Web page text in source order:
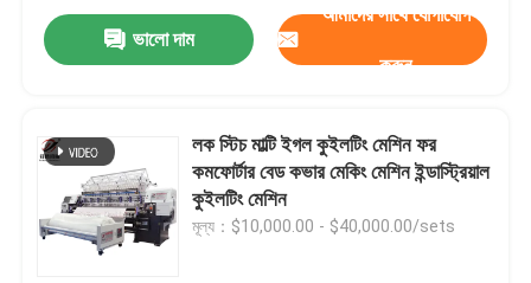
ভালো দাম
আমাদের সাথে যোগাযোগ
করুন
লক স্টিচ মাল্টি ইগল কুইলটিং মেশিন ফর
কমফোর্টার বেড কভার মেকিং মেশিন ইন্ডাস্ট্রিয়াল
কুইলটিং মেশিন
মূল্য：$10,000.00 - $40,000.00/sets